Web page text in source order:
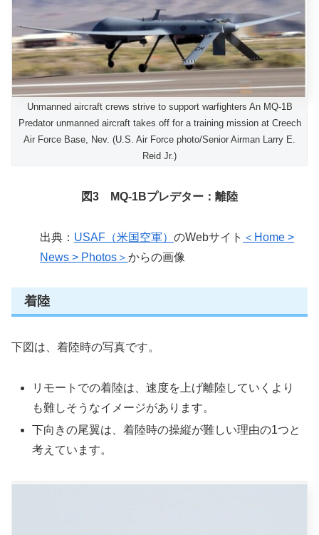
Unmanned aircraft crews strive to support warfighters An MQ-1B
Predator unmanned aircraft takes off for a training mission at Creech
Air Force Base, Nev. (U.S. Air Force photo/Senior Airman Larry E.
Reid Jr.)
図3 MQ-1Bプレデター：離陸
出典： USAF（米国空軍） のWebサイト ＜Home >
News > Photos＞ からの画像
着陸
下図は、着陸時の写真です。
リモートでの着陸は、速度を上げ離陸していくより
も難しそうなイメージがあります。
下向きの尾翼は、着陸時の操縦が難しい理由の1つと
考えています。